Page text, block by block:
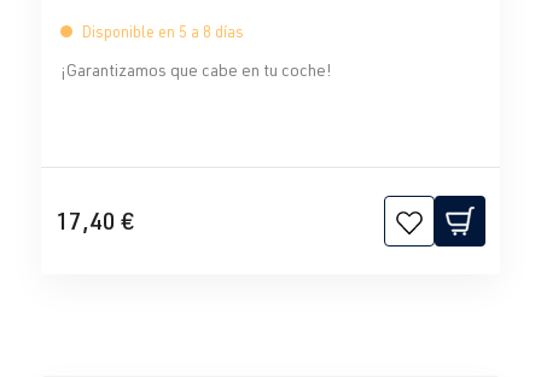
Disponible en 5 a 8 días
¡Garantizamos que cabe en tu coche!
17,40 €